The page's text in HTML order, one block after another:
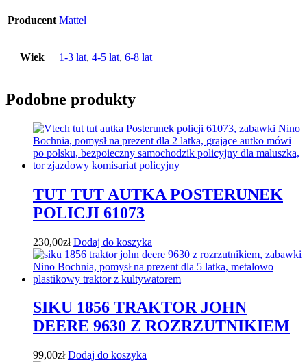
Producent Mattel
Wiek 1-3 lat, 4-5 lat, 6-8 lat
Podobne produkty
TUT TUT AUTKA POSTERUNEK
POLICJI 61073
230,00zł Dodaj do koszyka
SIKU 1856 TRAKTOR JOHN
DEERE 9630 Z ROZRZUTNIKIEM
99,00zł Dodaj do koszyka